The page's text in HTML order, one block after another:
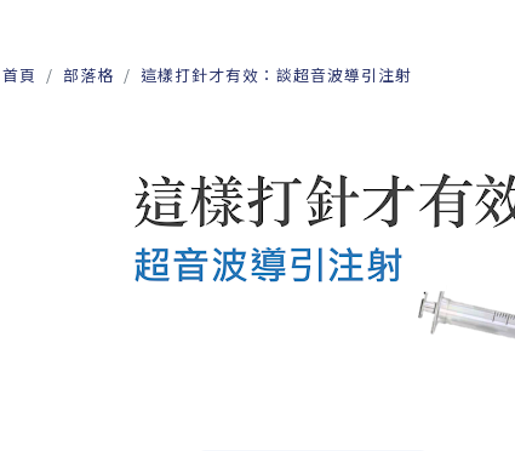
首頁 部落格 這樣打針才有效：談超音波導引注射